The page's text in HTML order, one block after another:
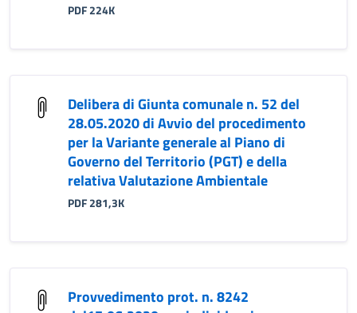
PDF 224K
Delibera di Giunta comunale n. 52 del
28.05.2020 di Avvio del procedimento
per la Variante generale al Piano di
Governo del Territorio (PGT) e della
relativa Valutazione Ambientale
PDF 281,3K
Provvedimento prot. n. 8242